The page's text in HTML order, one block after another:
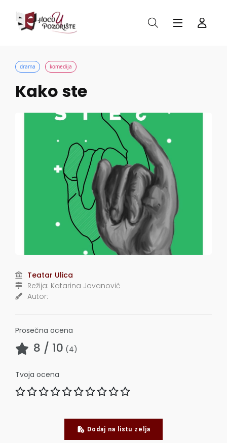
drama komedija
Kako ste
Teatar Ulica
Režija: Katarina Jovanović
Autor:
Prosečna ocena
8 / 10 (4)
Tvoja ocena
Dodaj na listu zelja